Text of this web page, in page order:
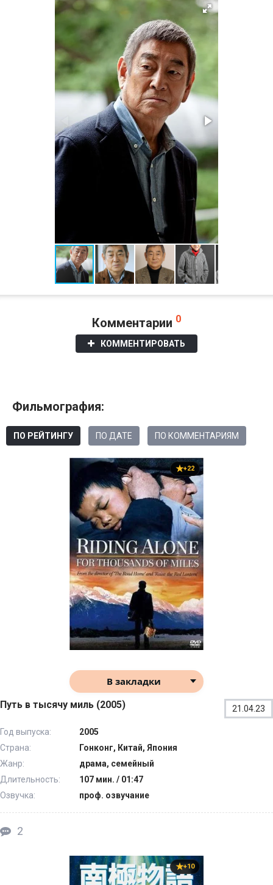
Комментарии 0
КОММЕНТИРОВАТЬ
Фильмография:
ПО РЕЙТИНГУ ПО ДАТЕ ПО КОММЕНТАРИЯМ
+22
В закладки
Путь в тысячу миль (2005) 21.04.23
Год выпуска:
2005
Страна:
Гонконг, Китай, Япония
Жанр:
драма, семейный
Длительность:
107 мин. / 01:47
Озвучка:
проф. озвучание
2
+10